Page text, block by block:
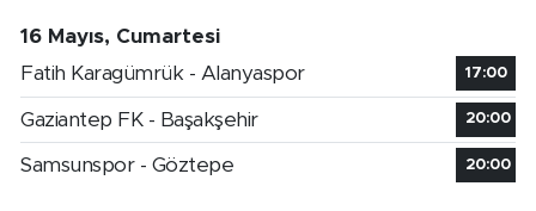
16 Mayıs, Cumartesi
Fatih Karagümrük - Alanyaspor
17:00
Gaziantep FK - Başakşehir 20:00
Samsunspor - Göztepe 20:00